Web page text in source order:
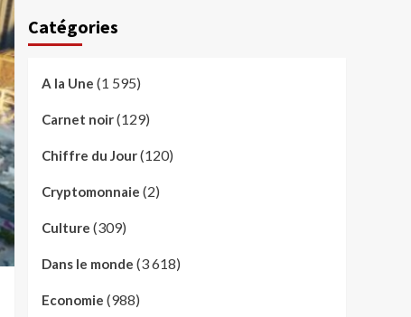
Catégories
A la Une (1 595)
Carnet noir(129)
Chiffre du Jour(120)
Cryptomonnaie (2)
Culture (309)
Dans le monde (3 618)
Economie (988)